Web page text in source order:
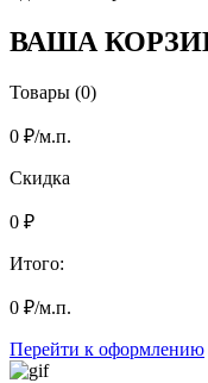
ВАША
Товары (0)
0 ₽/м.п.
Скидка
0 ₽
Итого:
0 ₽/м.п.
Перейти к оформлению